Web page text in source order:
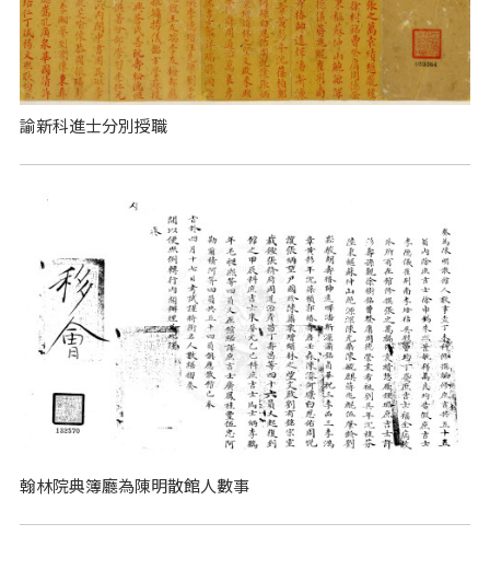
諭新科進士分別授職
翰林院典簿廳為陳明散館人數事